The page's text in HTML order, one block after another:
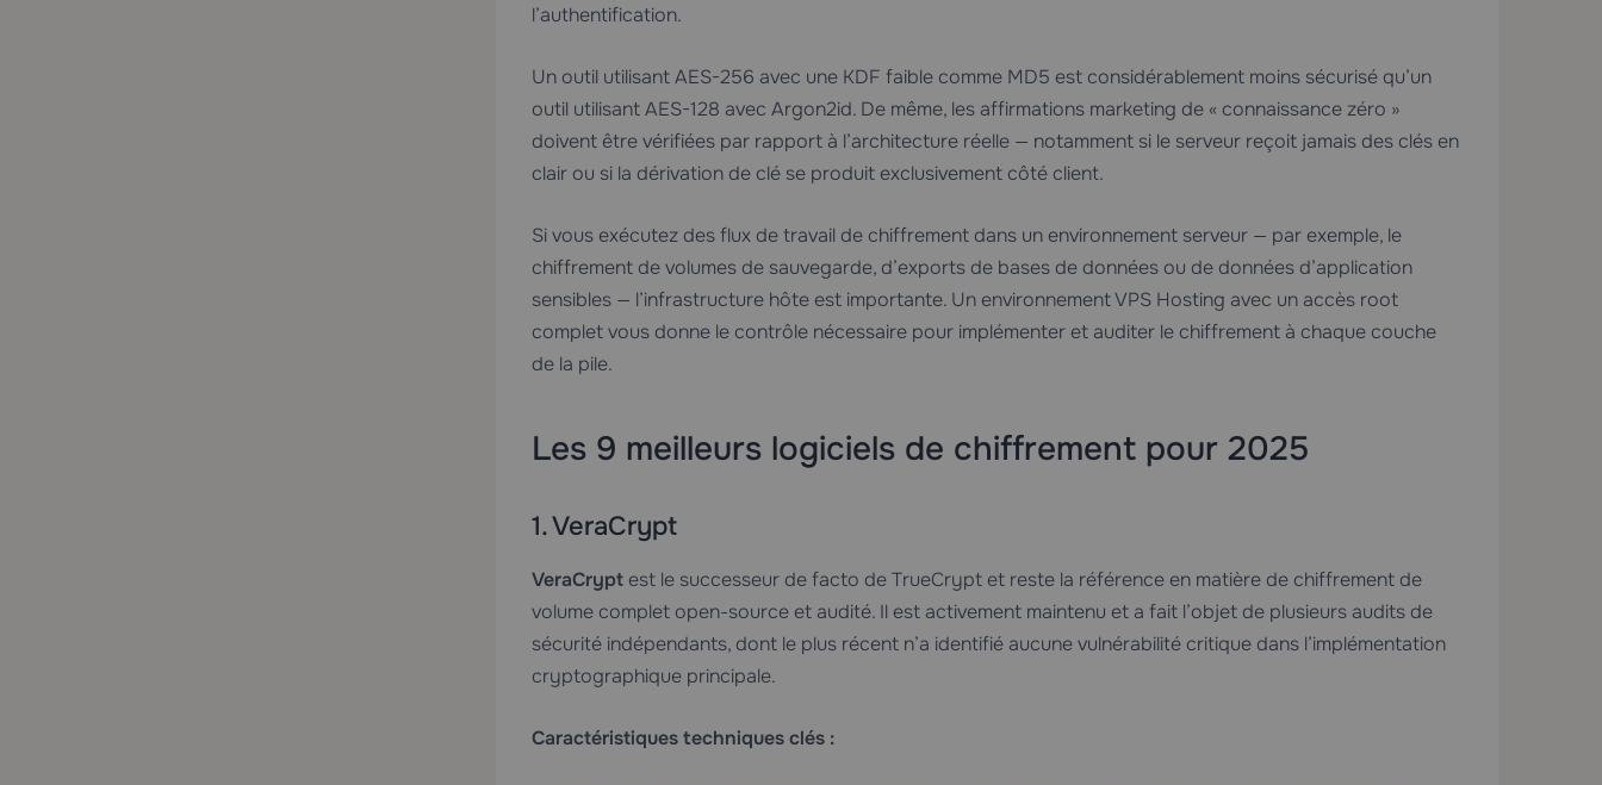
l’authentification.
Un outil utilisant AES-256 avec une KDF faible comme MD5 est considérablement moins sécurisé qu’un
outil utilisant AES-128 avec Argon2id. De même, les affirmations marketing de « connaissance zéro »
doivent être vérifiées par rapport à l’architecture réelle — notamment si le serveur reçoit jamais des clés en
clair ou si la dérivation de clé se produit exclusivement côté client.
Si vous exécutez des flux de travail de chiffrement dans un environnement serveur — par exemple, le
chiffrement de volumes de sauvegarde, d’exports de bases de données ou de données d’application
sensibles — l’infrastructure hôte est importante. Un environnementVPS Hosting avec un accès root
complet vous donne le contrôle nécessaire pour implémenter et auditer le chiffrement à chaque couche
de la pile.
Les 9 meilleurs logiciels de chiffrement pour 2025
1. VeraCrypt
VeraCryptest le successeur de facto de TrueCrypt et reste la référence en matière de chiffrement de
volume complet open-source et audité. Il est activement maintenu et a fait l’objet de plusieurs audits de
sécurité indépendants, dont le plus récent n’a identifié aucune vulnérabilité critique dans l’implémentation
cryptographique principale.
Caractéristiques techniques clés :